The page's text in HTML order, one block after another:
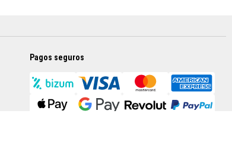
Pagos seguros